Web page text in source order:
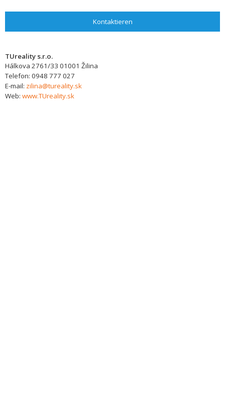
Kontaktieren
TUreality s.r.o.
Hálkova 2761/33 01001 Žilina
Telefon: 0948 777 027
E-mail: zilina@tureality.sk
Web: www.TUreality.sk